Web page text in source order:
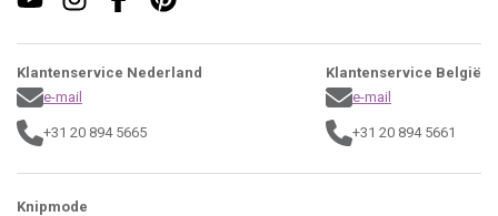
Klantenservice Nederland
e-mail
+31 20 894 5665
Klantenservice België
e-mail
+31 20 894 5661
Knipmode